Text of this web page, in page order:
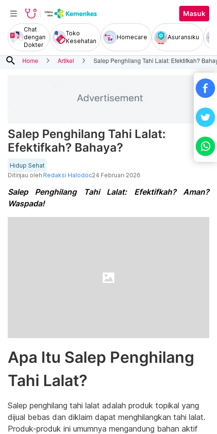
Masuk
Chat
dengan
Dokter
Toko
Kesehatan
Homecare Asuransiku
search Home Artikel Salep Penghilang Tahi Lalat: Efektifkah?
Salep Penghilang Tahi Lalat:
Efektifkah? Bahaya?
Hidup Sehat
Ditinjau oleh Redaksi Halodoc24 Februari 2026
Salep Penghilang Tahi Lalat: Efektifkah? Aman?
Waspada!
Apa Itu Salep Penghilang
Tahi Lalat?
Salep penghilang tahi lalat adalah produk topikal yang
dijual bebas dan diklaim dapat menghilangkan tahi lalat.
Produk-produk ini umumnya mengandung bahan aktif